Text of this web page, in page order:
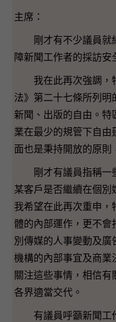
主席：
剛才有不少議員就
障新聞工作者的採訪安
我在此再次強調，
法》第二十七條所列明
新聞、出版的自由。特
業在最少的規管下自由
面也是秉持開放的原則
剛才有議員指稱一
某客戶是否繼續在個別
我希望在此再次重申，
體的內部運作，更不會
別傳媒的人事變動及廣
機構的內部事宜及商業
關注這些事情，相信
各界適當交代。
有議員呼籲新聞工